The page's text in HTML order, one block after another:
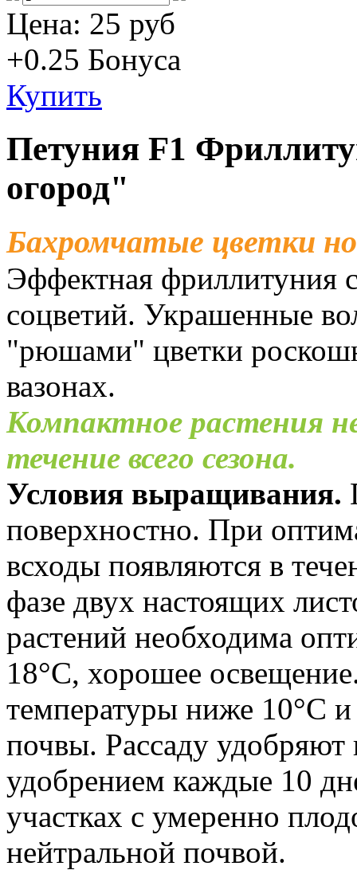
Цена: 25 руб
+0.25 Бонуса
Купить
Петуния F1
огород"
Бахромчатые цветки
Эффектная фриллитуния
соцветий. Украшенные
"рюшами" цветки
вазонах.
Компактное растения
течение всего сезона.
Условия выращивания.
поверхностно. При
всходы появляются в
фазе двух настоящих
растений необходима
18°C, хорошее
температуры ниже 10°C
почвы. Рассаду
удобрением каждые 10
участках с умеренно
нейтральной почвой.